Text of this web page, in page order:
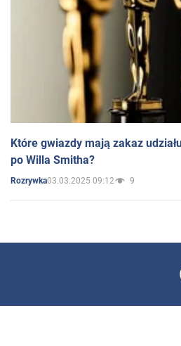
Które gwiazdy mają zakaz
po Willa Smitha?
Rozrywka03.03.2025 09:12 9